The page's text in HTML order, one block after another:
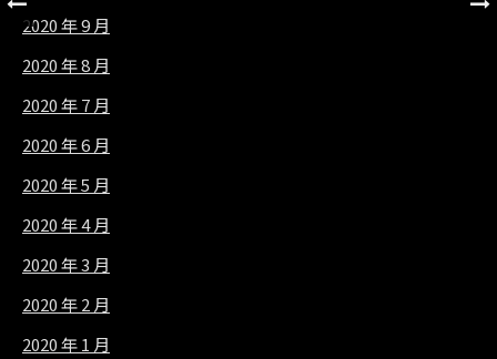
2020 年 9 月
2020 年 8 月
2020 年 7 月
2020 年 6 月
2020 年 5 月
2020 年 4 月
2020 年 3 月
2020 年 2 月
2020 年 1 月